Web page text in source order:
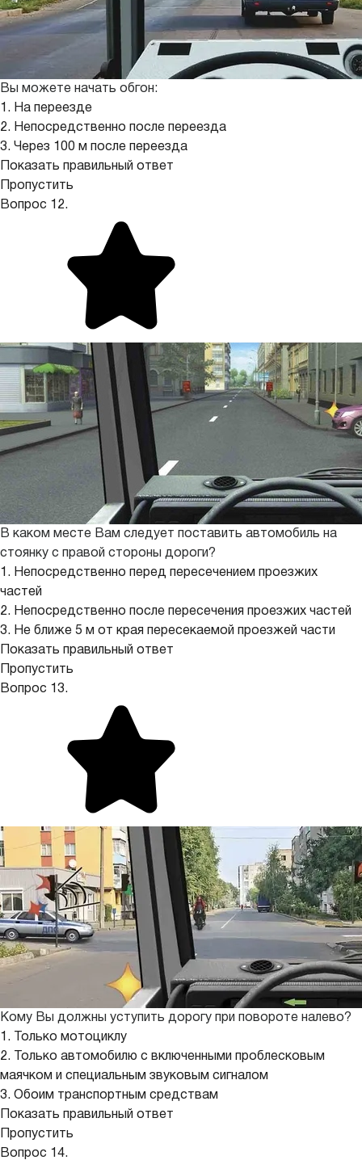
Вы можете начать обгон:
1. На переезде
2. Непосредственно после переезда
3. Через 100 м после переезда
Показать правильный ответ
Пропустить
Вопрос 12.
В каком месте Вам следует поставить автомобиль на
стоянку с правой стороны дороги?
1. Непосредственно перед пересечением проезжих
частей
2. Непосредственно после пересечения проезжих частей
3. Не ближе 5 м от края пересекаемой проезжей части
Показать правильный ответ
Пропустить
Вопрос 13.
Кому Вы должны уступить дорогу при повороте налево?
1. Только мотоциклу
2. Только автомобилю с включенными проблесковым
маячком и специальным звуковым сигналом
3. Обоим транспортным средствам
Показать правильный ответ
Пропустить
Вопрос 14.